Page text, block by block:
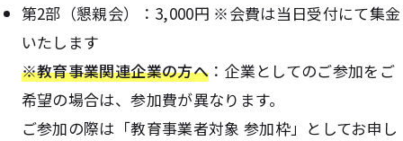
第2部（懇親会）：3,000円 ※会費は当日受付にて集金
いたします
※教育事業関連企業の方へ：企業としてのご参加をご
希望の場合は、参加費が異なります。
ご参加の際は「教育事業者対象 参加枠」としてお申し